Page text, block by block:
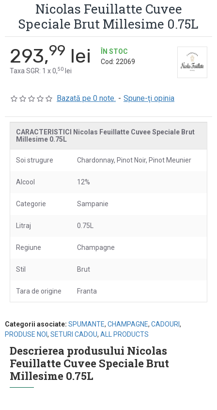
Nicolas Feuillatte Cuvee
Speciale Brut Millesime 0.75L
Bazată pe 0 note. - Spune-ţi opinia
293,99 lei
Taxa SGR: 1 x 0,50 lei
ÎN STOC
Cod: 22069
CARACTERISTICI Nicolas Feuillatte Cuvee Speciale Brut
Millesime 0.75L
Soi strugure Chardonnay, Pinot Noir, Pinot Meunier
Alcool 12%
Categorie Sampanie
Litraj 0.75L
Regiune Champagne
Stil Brut
Tara de origine Franta
Categorii asociate: SPUMANTE, CHAMPAGNE, CADOURI,
PRODUSE NOI , SETURI CADOU, ALL PRODUCTS
Descrierea produsului Nicolas
Feuillatte Cuvee Speciale Brut
Millesime 0.75L